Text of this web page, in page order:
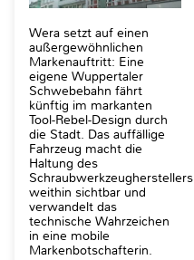
Wera setzt auf einen
außergewöhnlichen
Markenauftritt: Eine
eigene Wuppertaler
Schwebebahn fährt
künftig im markanten
Tool-Rebel-Design durch
die Stadt. Das auffällige
Fahrzeug macht die
Haltung des
Schraubwerkzeugherstellers
weithin sichtbar und
verwandelt das
technische Wahrzeichen
in eine mobile
Markenbotschafterin.